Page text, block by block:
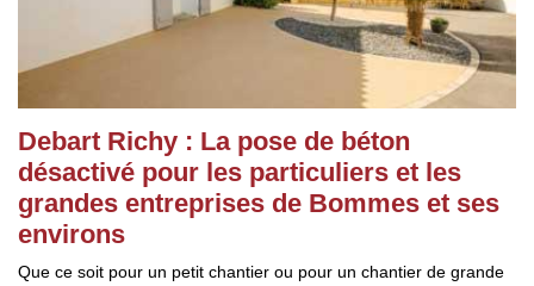
Debart Richy : La pose de béton
désactivé pour les particuliers et les
grandes entreprises de Bommes et ses
environs
Que ce soit pour un petit chantier ou pour un chantier de grande